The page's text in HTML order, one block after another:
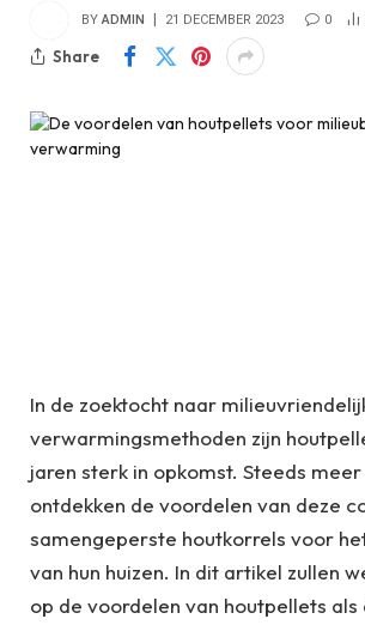
BY ADMIN 21 DECEMBER 2023 0
Share
In de zoektocht naar
verwarmingsmethoden zijn
jaren sterk in opkomst. Steeds
ontdekken de voordelen van deze
samengeperste houtkorrels voor
van hun huizen. In dit artikel zullen
op de voordelen van houtpellets als